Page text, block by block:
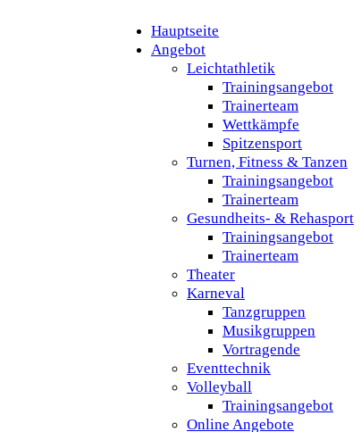
Hauptseite
Angebot
Leichtathletik
Trainingsangebot
Trainerteam
Wettkämpfe
Spitzensport
Turnen, Fitness & Tanzen
Trainingsangebot
Trainerteam
Gesundheits- & Rehasport
Trainingsangebot
Trainerteam
Theater
Karneval
Tanzgruppen
Musikgruppen
Vortragende
Eventtechnik
Volleyball
Trainingsangebot
Online Angebote